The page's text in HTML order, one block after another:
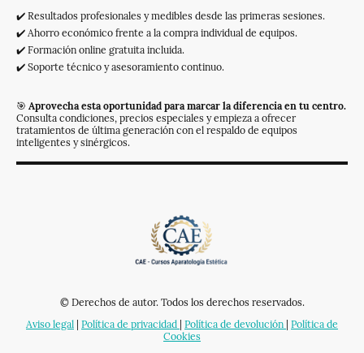
✔️ Resultados profesionales y medibles desde las primeras sesiones.
✔️ Ahorro económico frente a la compra individual de equipos.
✔️ Formación online gratuita incluida.
✔️ Soporte técnico y asesoramiento continuo.
🎯 Aprovecha esta oportunidad para marcar la diferencia en tu centro.
Consulta condiciones, precios especiales y empieza a ofrecer
tratamientos de última generación con el respaldo de equipos
inteligentes y sinérgicos.
© Derechos de autor. Todos los derechos reservados.
Aviso legal
Política de privacidad Política de devolución Política de
Cookies